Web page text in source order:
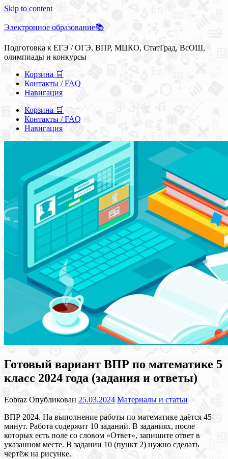
Skip to content
Электронное образование📚
Подготовка к ЕГЭ / ОГЭ, ВПР, МЦКО, СтатГрад, ВсОШ,
олимпиады и конкурсы
Корзина 🛒
Контакты / FAQ
Навигация
Корзина 🛒
Контакты / FAQ
Навигация
Готовый вариант ВПР по математике 5
класс 2024 года (задания и ответы)
Eobraz Опубликован 25.03.2024 Материалы и статьи
ВПР 2024. На выполнение работы по математике даётся 45
минут. Работа содержит 10 заданий. В заданиях, после
которых есть поле со словом «Ответ», запишите ответ в
указанном месте. В задании 10 (пункт 2) нужно сделать
чертёж на рисунке.